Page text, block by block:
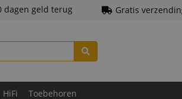
dagen geld terug Gratis
HiFi Toebehoren